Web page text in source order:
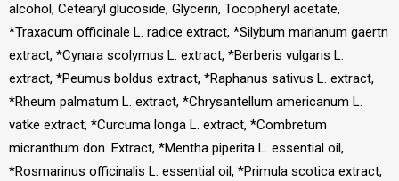
alcohol, Cetearyl glucoside, Glycerin, Tocopheryl acetate,
*Traxacum officinale L. radice extract, *Silybum marianum gaertn
extract, *Cynara scolymus L. extract, *Berberis vulgaris L.
extract, *Peumus boldus extract, *Raphanus sativus L. extract,
*Rheum palmatum L. extract, *Chrysantellum americanum L.
vatke extract, *Curcuma longa L. extract, *Combretum
micranthum don. Extract, *Mentha piperita L. essential oil,
*Rosmarinus officinalis L. essential oil, *Primula scotica extract,